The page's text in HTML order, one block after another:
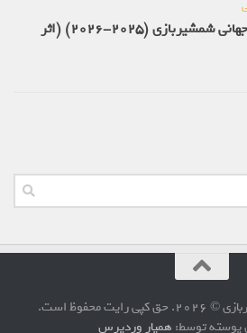
قوانین تکنیکی فدراسیون جهانی شمشیربازی (2025-2026) (اثر
است.
توسط:همیار وردپرس